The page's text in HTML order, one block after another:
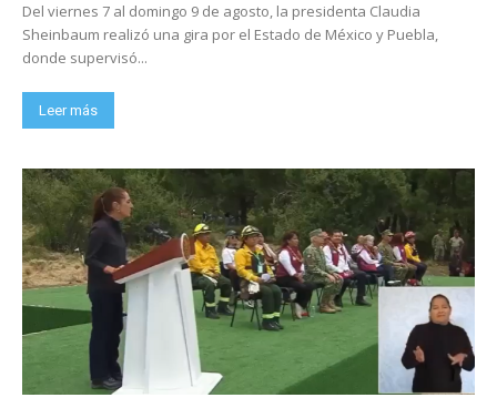
Del viernes 7 al domingo 9 de agosto, la presidenta Claudia
Sheinbaum realizó una gira por el Estado de México y Puebla,
donde supervisó...
Leer más